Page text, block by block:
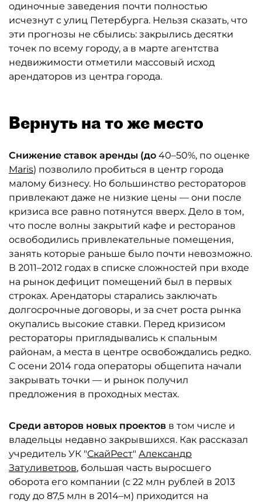
одиночные заведения почти полностью
исчезнут с улиц Петербурга. Нельзя сказать, что
эти прогнозы не сбылись: закрылись десятки
точек по всему городу, а в марте агентства
недвижимости отметили массовый исход
арендаторов из центра города.
Вернуть на то же место
Снижение ставок аренды (до 40–50%, по оценке
Maris) позволило пробиться в центр города
малому бизнесу. Но большинство рестораторов
привлекают даже не низкие цены — они после
кризиса все равно потянутся вверх. Дело в том,
что после волны закрытий кафе и ресторанов
освободились привлекательные помещения,
занять которые раньше было почти невозможно.
В 2011–2012 годах в списке сложностей при входе
на рынок дефицит помещений был в первых
строках. Арендаторы старались заключать
долгосрочные договоры, и за счет роста рынка
окупались высокие ставки. Перед кризисом
рестораторы приглядывались к спальным
районам, а места в центре освобождались редко.
С осени 2014 года операторы общепита начали
закрывать точки — и рынок получил
предложения в проходных местах.
Среди авторов новых проектов в том числе и
владельцы недавно закрывшихся. Как рассказал
учредитель УК "СкайРест" Александр
Затуливетров, большая часть выросшего
оборота его компании (с 22 млн рублей в 2013
году до 87,5 млн в 2014–м) приходится на